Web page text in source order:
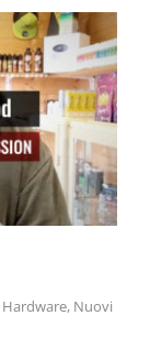
Hardware, Nuovi